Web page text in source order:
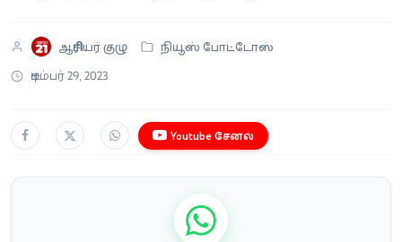
தமிழ்
ஆசிரியர் குழு
நியூஸ் போட்டோஸ்
டிசம்பர் 29, 2023
Youtube சேனல்